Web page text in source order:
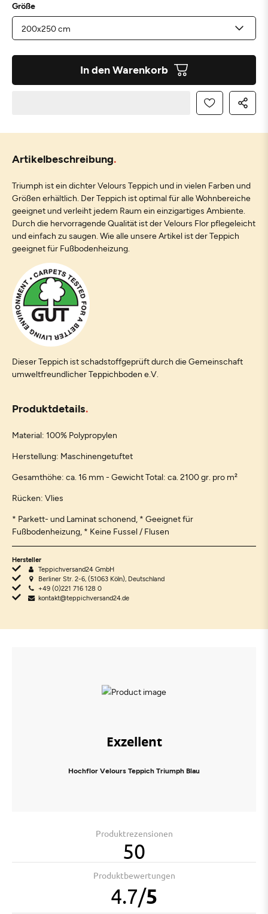
Größe
In den Warenkorb
Artikelbeschreibung
Triumph ist ein dichter Velours Teppich und in vielen Farben und
Größen erhältlich. Der Teppich ist optimal für alle Wohnbereiche
geeignet und verleiht jedem Raum ein einzigartiges Ambiente.
Durch die hervorragende Qualität ist der Velours Flor pflegeleicht
und einfach zu saugen. Wie alle unsere Artikel ist der Teppich
geeignet für Fußbodenheizung.
Dieser Teppich ist schadstoffgeprüft durch die Gemeinschaft
umweltfreundlicher Teppichboden e.V.
Produktdetails
Material: 100% Polypropylen
Herstellung: Maschinengetuftet
Gesamthöhe: ca. 16 mm - Gewicht Total: ca. 2100 gr. pro m²
Rücken: Vlies
* Parkett- und Laminat schonend, * Geeignet für
Fußbodenheizung, * Keine Fussel / Flusen
Hersteller
Teppichversand24 GmbH
Berliner Str. 2-6, (51063 Köln), Deutschland
+49 (0)221 716 128 0
kontakt@teppichversand24.de
Exzellent
Hochflor Velours Teppich Triumph Blau
Produktrezensionen
50
Produktbewertungen
4.7/5